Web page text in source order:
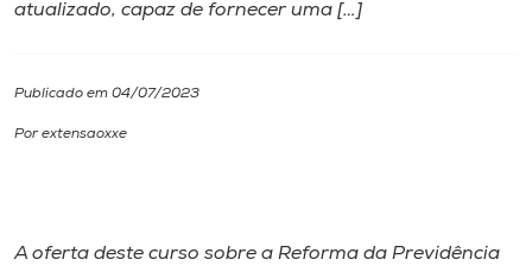
Museu
atualizado, capaz de fornecer uma […]
Publicado em 04/07/2023
Por extensaoxxe
A oferta deste curso sobre a Reforma da Previdência